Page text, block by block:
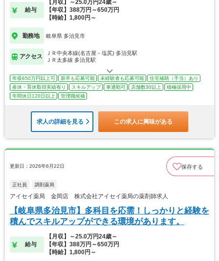
給与
【月収】～25.0万円24歳～
【年収】388万円～650万円
【時給】1,800円～
勤務地 岐阜県 多治見市
アクセス
ＪＲ中央本線(名古屋－塩尻) 多治見駅
ＪＲ太多線 多治見駅
年収650万円以上可 新卒も応募可能 未経験者も応募可能
住宅補助（手当）あり
産休・育休取得実績有り
スキルアップ 車通勤可 店舗数30以上
積極採用中
年間休日120日以上
管理職候補
求人の詳細を見る この求人に興味がある
更新日：2026年6月22日 保存する
正社員 調剤薬局
アイセイ薬局 金岡店 株式会社アイセイ薬局の薬剤師求人
【岐阜県多治見市】多科目を応需！しっかりと経験を
積んでスキルアップができる環境があります。
給与
【月収】～25.0万円24歳～
【年収】388万円～650万円
【時給】1,800円～